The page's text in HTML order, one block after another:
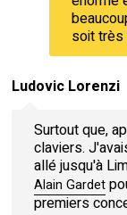
soit très
Ludovic Lorenzi
Surtout que,
claviers.
allé jusqu'à
Alain Gardet
premiers